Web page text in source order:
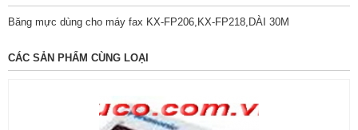
Băng mực dùng cho máy fax KX-FP206,KX-FP218,DÀI 30M
CÁC SẢN PHẨM CÙNG LOẠI